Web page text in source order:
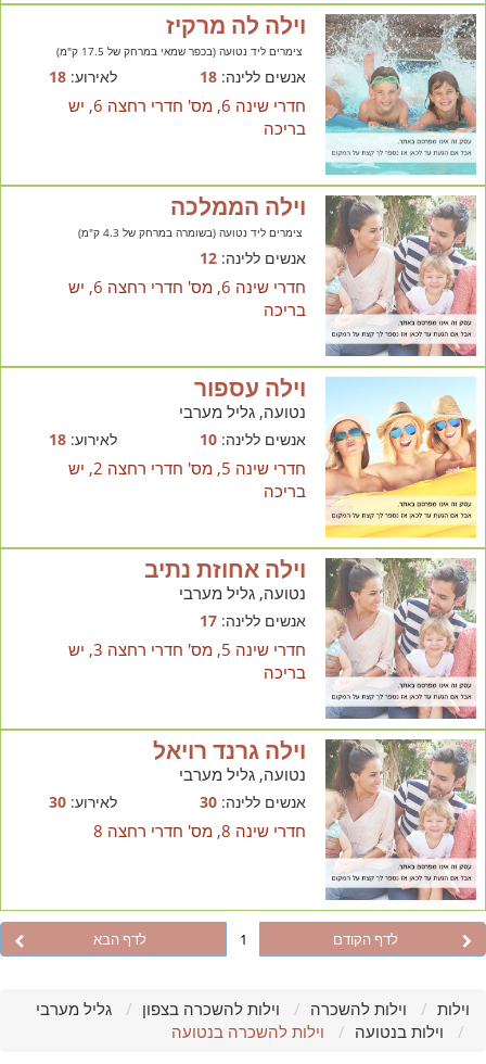
וילה לה מרקיז
צימרים ליד נטועה (בכפר שמאי במרחק של 17.5 ק"מ)
אנשים ללינה:18 לאירוע:18
חדרי שינה 6, מס' חדרי רחצה 6, יש
בריכה
וילה הממלכה
צימרים ליד נטועה (בשומרה במרחק של 4.3 ק"מ)
אנשים ללינה:12
חדרי שינה 6, מס' חדרי רחצה 6, יש
בריכה
וילה עספור
נטועה, גליל מערבי
אנשים ללינה:10 לאירוע:18
חדרי שינה 5, מס' חדרי רחצה 2, יש
בריכה
וילה אחוזת נתיב
נטועה, גליל מערבי
אנשים ללינה:17
חדרי שינה 5, מס' חדרי רחצה 3, יש
בריכה
וילה גרנד רויאל
נטועה, גליל מערבי
אנשים ללינה:30 לאירוע:30
חדרי שינה 8, מס' חדרי רחצה 8
לדף הקודם 1 לדף הבא
וילות וילות להשכרה וילות להשכרה בצפון
גליל מערבי
וילות בנטועה
וילות להשכרה בנטועה